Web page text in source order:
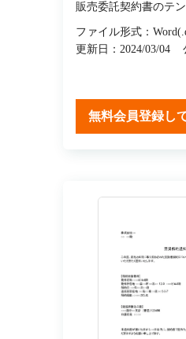
販売委託契約書のテ
ファイル形式：
更新日：2024/03/04
無料会員登録し